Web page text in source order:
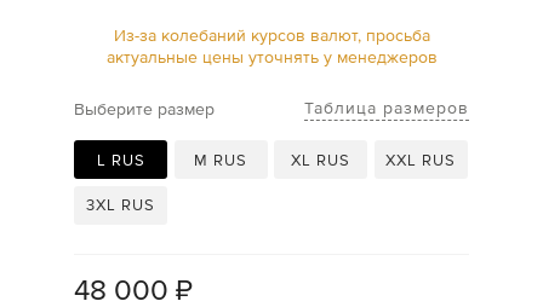
Из-за колебаний курсов валют, просьба
актуальные цены уточнять у менеджеров
Выберите размер Таблица размеров
L RUS M RUS XL RUS XXL RUS
3XL RUS
48 000 ₽